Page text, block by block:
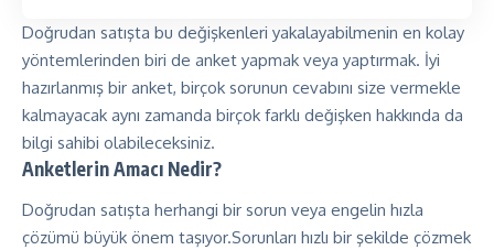
Doğrudan satışta bu değişkenleri yakalayabilmenin en kolay
yöntemlerinden biri de anket yapmak veya yaptırmak. İyi
hazırlanmış bir anket, birçok sorunun cevabını size vermekle
kalmayacak aynı zamanda birçok farklı değişken hakkında da
bilgi sahibi olabileceksiniz.
Anketlerin Amacı Nedir?
Doğrudan satışta herhangi bir sorun veya engelin hızla
çözümü büyük önem taşıyor.Sorunları hızlı bir şekilde çözmek